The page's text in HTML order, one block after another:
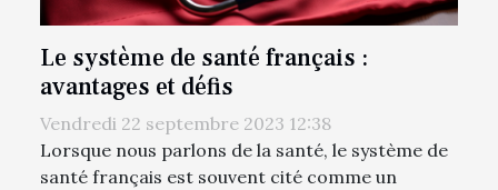
Le système de santé français :
avantages et défis
Vendredi 22 septembre 2023 12:38
Lorsque nous parlons de la santé, le système de
santé français est souvent cité comme un